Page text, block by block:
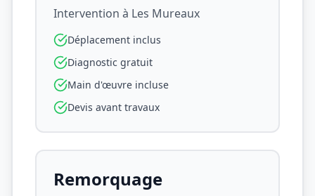
Intervention à Les Mureaux
Déplacement inclus
Diagnostic gratuit
Main d'œuvre incluse
Devis avant travaux
Remorquage